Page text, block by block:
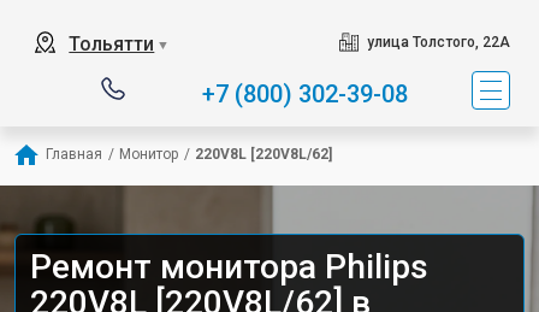
Тольятти ▼ улица Толстого, 22А
+7 (800) 302-39-08
Главная / Монитор / 220V8L [220V8L/62]
Ремонт монитора Philips
220V8L [220V8L/62] в